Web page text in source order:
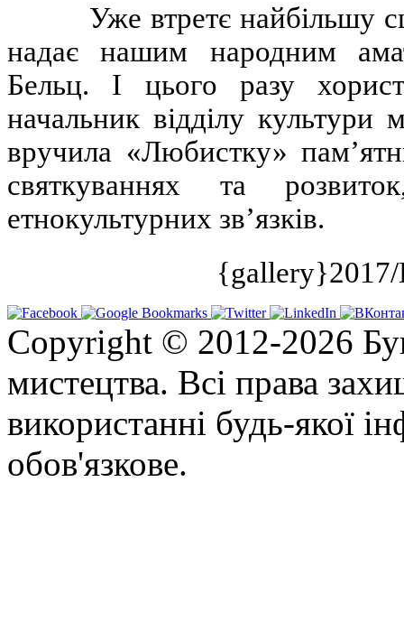
Уже втретє найбільшу
надає нашим народним
Бельц. І цього разу
начальник відділу культури
вручила «Любистку»
святкуваннях та
етнокультурних зв’язків.
Copyright © 2012-2026
мистецтва. Всі права
використанні будь-якої
обов'язкове.